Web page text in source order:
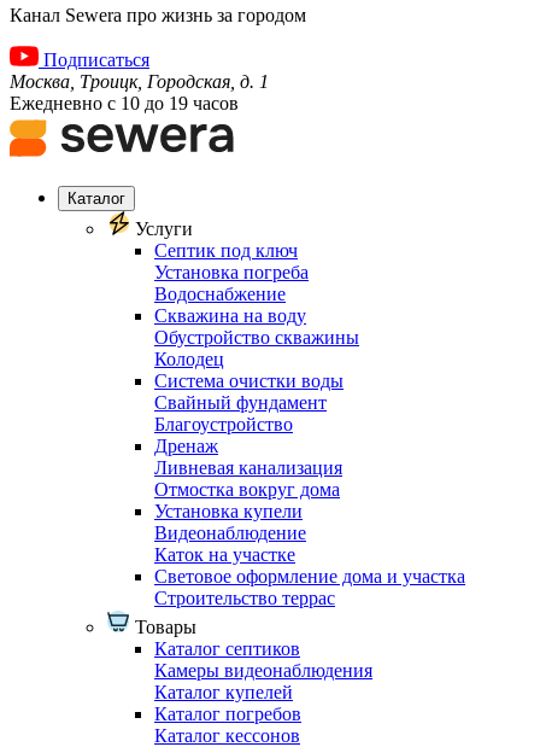
Канал Sewera про жизнь за городом
Подписаться
Москва, Троицк, Городская, д. 1
Ежедневно с 10 до 19 часов
Каталог
Услуги
Септик под ключ
Установка погреба
Водоснабжение
Скважина на воду
Обустройство скважины
Колодец
Система очистки воды
Свайный фундамент
Благоустройство
Дренаж
Ливневая канализация
Отмостка вокруг дома
Установка купели
Видеонаблюдение
Каток на участке
Световое оформление дома и участка
Строительство террас
Товары
Каталог септиков
Камеры видеонаблюдения
Каталог купелей
Каталог погребов
Каталог кессонов